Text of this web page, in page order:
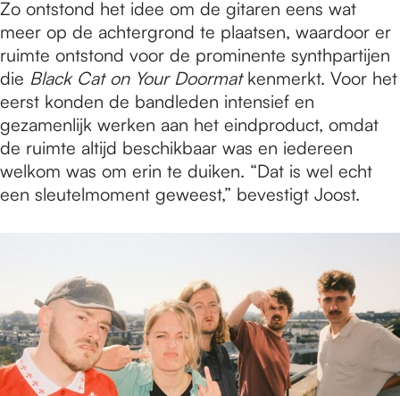
Zo ontstond het idee om de gitaren eens wat
meer op de achtergrond te plaatsen, waardoor er
ruimte ontstond voor de prominente synthpartijen
die Black Cat on Your Doormatkenmerkt. Voor het
eerst konden de bandleden intensief en
gezamenlijk werken aan het eindproduct, omdat
de ruimte altijd beschikbaar was en iedereen
welkom was om erin te duiken. “Dat is wel echt
een sleutelmoment geweest,” bevestigt Joost.